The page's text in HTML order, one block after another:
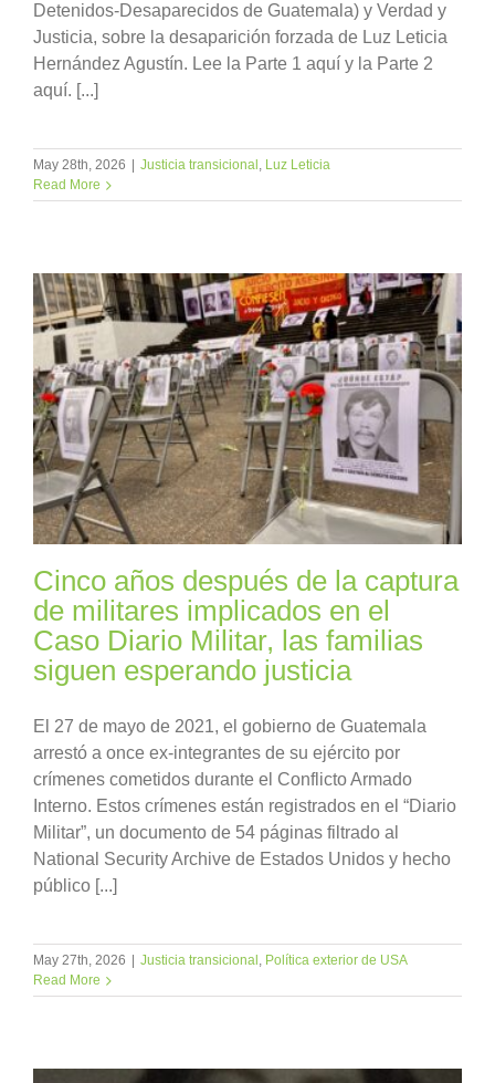
Detenidos-Desaparecidos de Guatemala) y Verdad y
Justicia, sobre la desaparición forzada de Luz Leticia
Hernández Agustín. Lee la Parte 1 aquí y la Parte 2
aquí. [...]
May 28th, 2026 Justicia transicional , Luz Leticia
Read More
Cinco años después de la captura
de militares implicados en el
Caso Diario Militar, las familias
siguen esperando justicia
El 27 de mayo de 2021, el gobierno de Guatemala
arrestó a once ex-integrantes de su ejército por
crímenes cometidos durante el Conflicto Armado
Interno. Estos crímenes están registrados en el “Diario
Militar”, un documento de 54 páginas filtrado al
National Security Archive de Estados Unidos y hecho
público [...]
May 27th, 2026 | Justicia transicional, Política exterior de USA
Read More